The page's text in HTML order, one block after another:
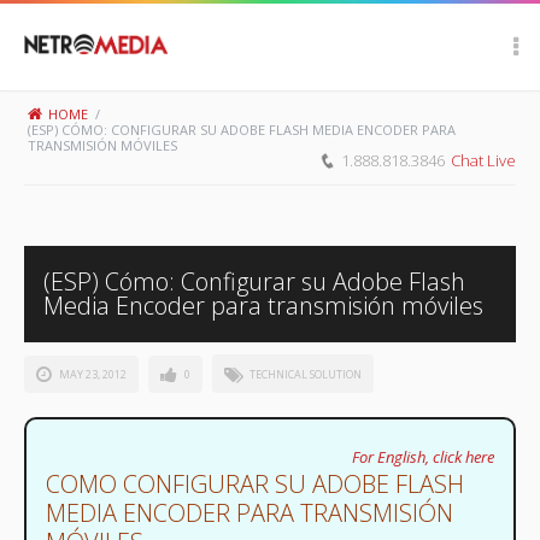
HOME /
(ESP) CÓMO: CONFIGURAR SU ADOBE FLASH MEDIA ENCODER PARA
TRANSMISIÓN MÓVILES
1.888.818.3846 Chat Live
(ESP) Cómo: Configurar su Adobe Flash
Media Encoder para transmisión móviles
MAY 23, 2012 0 TECHNICAL SOLUTION
For English, click here
COMO CONFIGURAR SU ADOBE FLASH
MEDIA ENCODER PARA TRANSMISIÓN